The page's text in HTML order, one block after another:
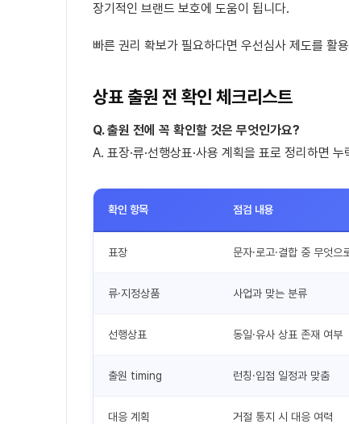
장기적인 브랜드 보호에 도움이 됩니다.
빠른 권리 확보가 필요하다면 우선심사 제도를 활
상표 출원 전 확인 체크리스트
Q. 출원 전에 꼭 확인할 것은 무엇인가요?
A. 표장·류·선행상표·사용 계획을 표로 정리하면
확인 항목 점검 내용
표장 문자·로고·결합 중 무엇으
류·지정상품 사업과 맞는 분류
선행상표 동일·유사 상표 존재 여부
출원 timing 런칭·입점 일정과 맞춤
대응 계획 거절 통지 시 대응 여력